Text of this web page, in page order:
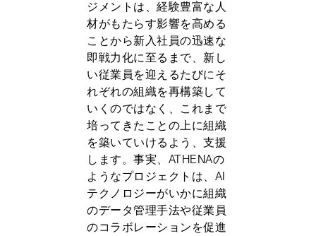
ジメントは、経験豊富な人
材がもたらす影響を高める
ことから新入社員の迅速な
即戦力化に至るまで、新し
い従業員を迎えるたびにそ
れぞれの組織を再構築して
いくのではなく、これまで
培ってきたことの上に組織
を築いていけるよう、支援
します。事実、ATHENAの
ようなプロジェクトは、AI
テクノロジーがいかに組織
のデータ管理手法や従業員
のコラボレーションを促進